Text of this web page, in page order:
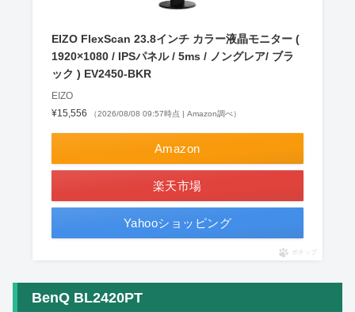
EIZO FlexScan 23.8インチ カラー液晶モニター (
1920×1080 / IPSパネル / 5ms / ノングレア/ ブラ
ック ) EV2450-BKR
EIZO
¥15,556
（2026/08/08 09:57時点 | Amazon調べ）
Amazon
楽天市場
Yahooショッピング
ポチップ
BenQ BL2420PT